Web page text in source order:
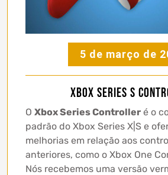
5 de março de
Xbox Series S
O Xbox Series Controller é o
padrão do Xbox Series X|S e
melhorias em relação aos
anteriores, como o Xbox One
Nós recebemos uma versão